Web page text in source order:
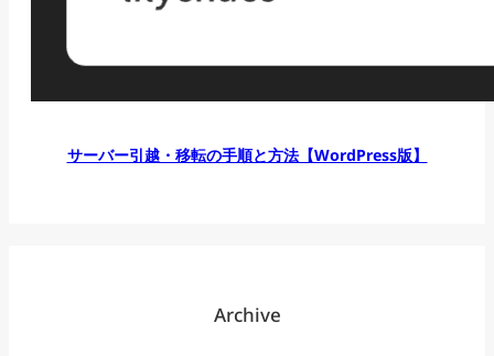
サーバー引越・移転の手順と方法【WordPress版】
Archive